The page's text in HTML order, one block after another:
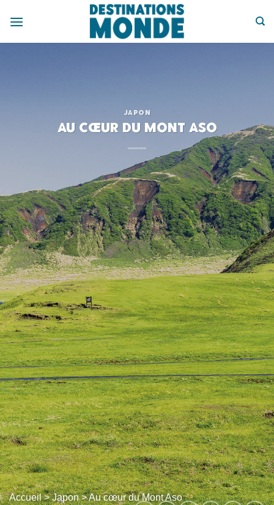
JAPON
Au cœur du Mont Aso
Accueil>Japon> Au cœur du Mont Aso